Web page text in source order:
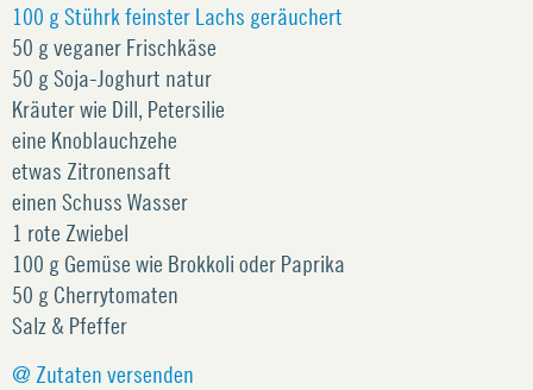
100 g Stührk feinster Lachs geräuchert
50 g veganer Frischkäse
50 g Soja-Joghurt natur
Kräuter wie Dill, Petersilie
eine Knoblauchzehe
etwas Zitronensaft
einen Schuss Wasser
1 rote Zwiebel
100 g Gemüse wie Brokkoli oder Paprika
50 g Cherrytomaten
Salz & Pfeffer
@ Zutaten versenden